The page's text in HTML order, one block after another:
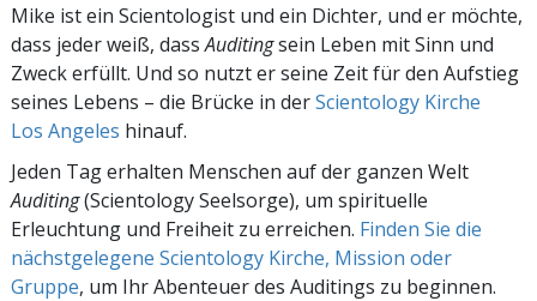
Mike ist ein Scientologist und ein Dichter, und er möchte,
dass jeder weiß, dassAuditingsein Leben mit Sinn und
Zweck erfüllt. Und so nutzt er seine Zeit für den Aufstieg
seines Lebens – die Brücke in derScientology Kirche
Los Angeles hinauf.
Jeden Tag erhalten Menschen auf der ganzen Welt
Auditing(Scientology Seelsorge), um spirituelle
Erleuchtung und Freiheit zu erreichen. Finden Sie die
nächstgelegene Scientology Kirche, Mission oder
Gruppe, um Ihr Abenteuer des Auditings zu beginnen.